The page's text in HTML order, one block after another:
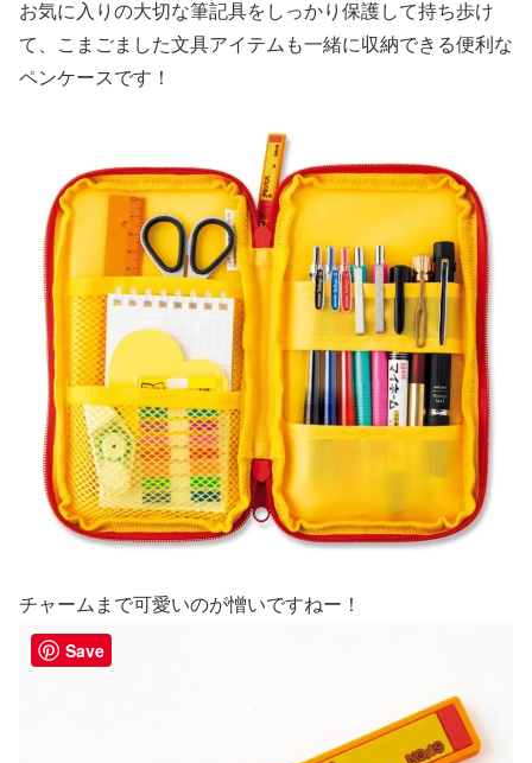
お気に入りの大切な筆記具をしっかり保護して持ち歩け
て、こまごました文具アイテムも一緒に収納できる便利な
ペンケースです！
チャームまで可愛いのが憎いですねー！
Save